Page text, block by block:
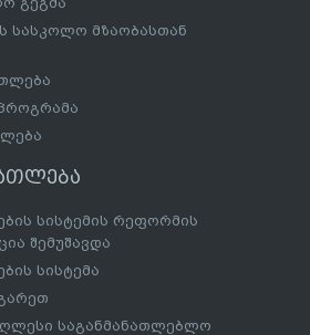
სასკოლო მზაობასთან
სისტემის რეფორმის
შემუშავდა
სისტემა
საგანმანათლებლო